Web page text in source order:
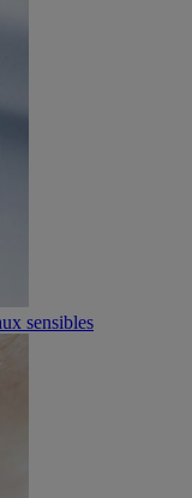
sensibles